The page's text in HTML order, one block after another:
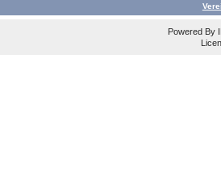
Powered By